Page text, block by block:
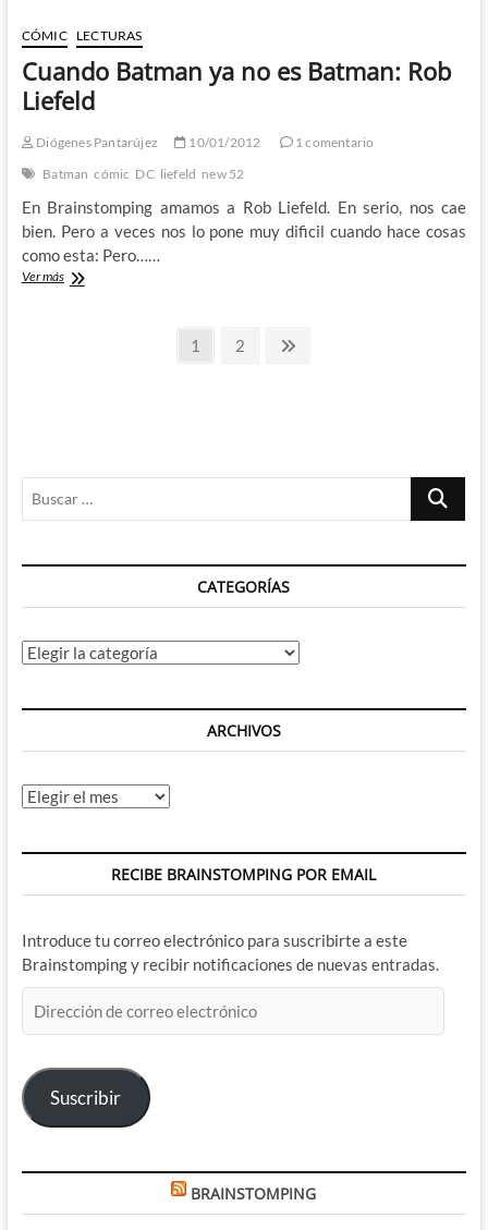
que
deja
DC…
¿Ya
era
no?
CÓMIC LECTURAS
Cuando Batman ya no es Batman: Rob
Liefeld
Diógenes Pantarújez 10/01/2012
1 comentario
Batman cómic DC liefeld new 52
En Brainstomping amamos a Rob Liefeld. En serio, nos cae
bien. Pero a veces nos lo pone muy dificil cuando hace cosas
como esta: Pero……
Ver másCuando
Página
1 Página
2
Buscar
CATEGORÍAS
Categorías
ARCHIVOS
Archivos
RECIBE BRAINSTOMPING POR EMAIL
Introduce tu correo electrónico para suscribirte a este
Brainstomping y recibir notificaciones de nuevas entradas.
de
electrónico
Suscribir
BRAINSTOMPING